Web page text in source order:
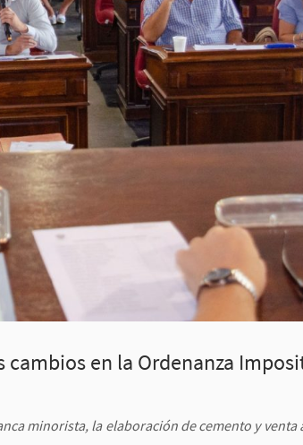
cambios en la Ordenanza
minorista, la elaboración de cemento y